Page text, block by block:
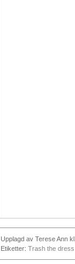
Upplagd av Terese Ann kl.
Etiketter: Trash the dress